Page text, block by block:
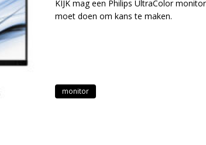
KIJK mag een Philips UltraColor
moet doen om kans te maken.
monitor